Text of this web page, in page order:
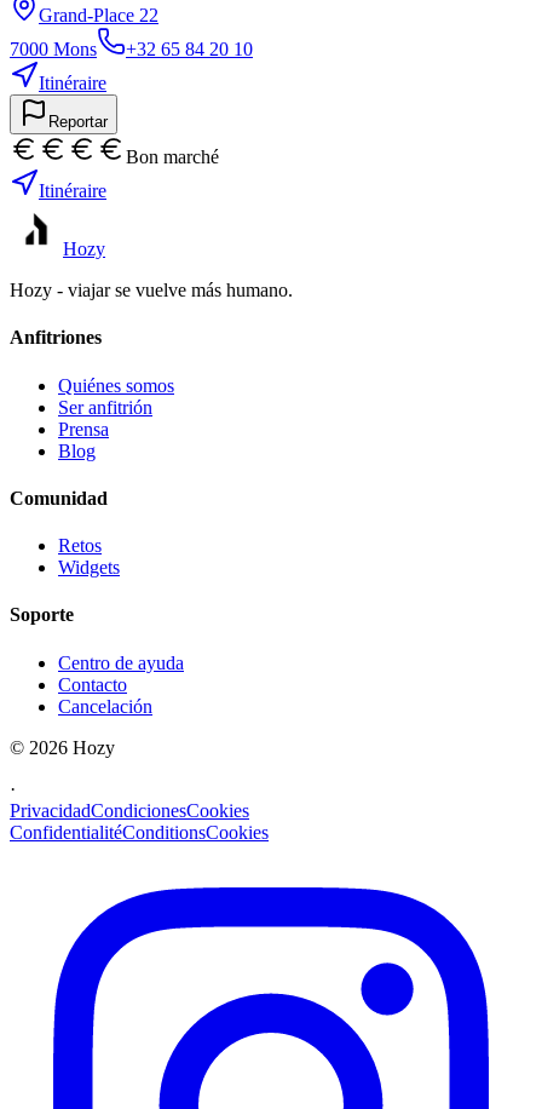
Grand-Place 22
7000 Mons
+32 65 84 20 10
Itinéraire
Reportar
Bon marché
Itinéraire
Hozy
Hozy - viajar se vuelve más humano.
Anfitriones
Quiénes somos
Ser anfitrión
Prensa
Blog
Comunidad
Retos
Widgets
Soporte
Centro de ayuda
Contacto
Cancelación
© 2026 Hozy
·
PrivacidadCondicionesCookies
ConfidentialitéConditionsCookies